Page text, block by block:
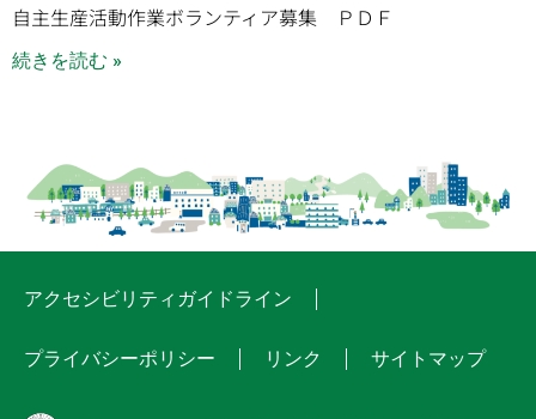
自主生産活動作業ボランティア募集 ＰＤＦ
続きを読む »
アクセシビリティガイドライン
プライバシーポリシー リンク サイトマップ